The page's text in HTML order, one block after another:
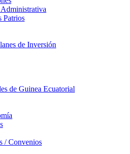
Patrios
de Inversión
de Guinea Ecuatorial
/ Convenios